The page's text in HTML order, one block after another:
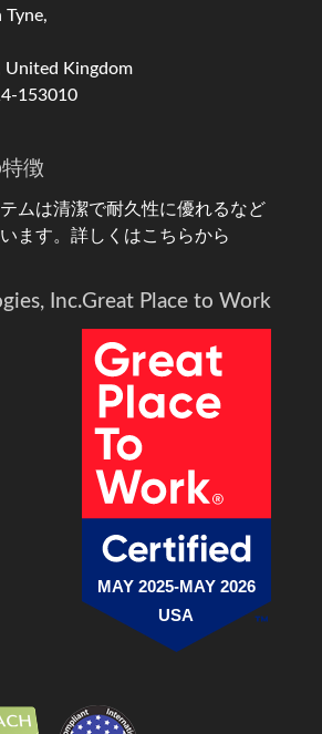
Tyne,
United Kingdom
153010
徴
ムは清潔で耐久性に優れるなど
ます。 詳しくはこちらから
Inc.Great Place to Work
MAY 2025-MAY 2026
USA